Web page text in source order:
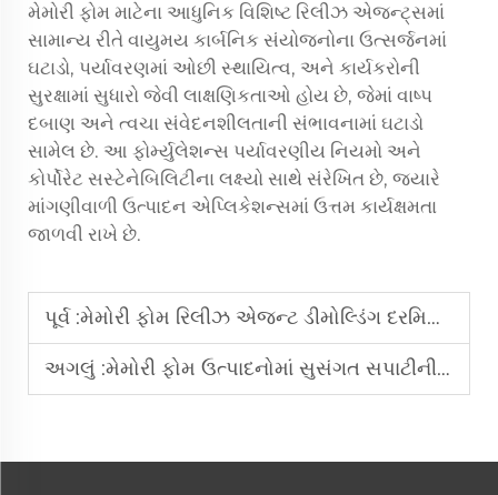
મેમોરી ફોમ માટેના આધુનિક વિશિષ્ટ રિલીઝ એજન્ટ્સમાં
સામાન્ય રીતે વાયુમય કાર્બનિક સંયોજનોના ઉત્સર્જનમાં
ઘટાડો, પર્યાવરણમાં ઓછી સ્થાયિત્વ, અને કાર્યકરોની
સુરક્ષામાં સુધારો જેવી લાક્ષણિકતાઓ હોય છે, જેમાં વાષ્પ
દબાણ અને ત્વચા સંવેદનશીલતાની સંભાવનામાં ઘટાડો
સામેલ છે. આ ફોર્મ્યુલેશન્સ પર્યાવરણીય નિયમો અને
કોર્પોરેટ સસ્ટેનેબિલિટીના લક્ષ્યો સાથે સંરેખિત છે, જ્યારે
માંગણીવાળી ઉત્પાદન એપ્લિકેશન્સમાં ઉત્તમ કાર્યક્ષમતા
જાળવી રાખે છે.
પૂર્વ :મેમોરી ફોમ રિલીઝ એજન્ટ ડીમોલ્ડિંગ દરમિયાન ફાટવા અને સપાટીની ખામીઓને કેવી રીતે રોકે છે?
અગલું :મેમોરી ફોમ ઉત્પાદનોમાં સુસંગત સપાટીની બનાવટ હાંસલ કરવામાં રિલીઝ એજન્ટ્સનો શું ભૂમિકા છે?